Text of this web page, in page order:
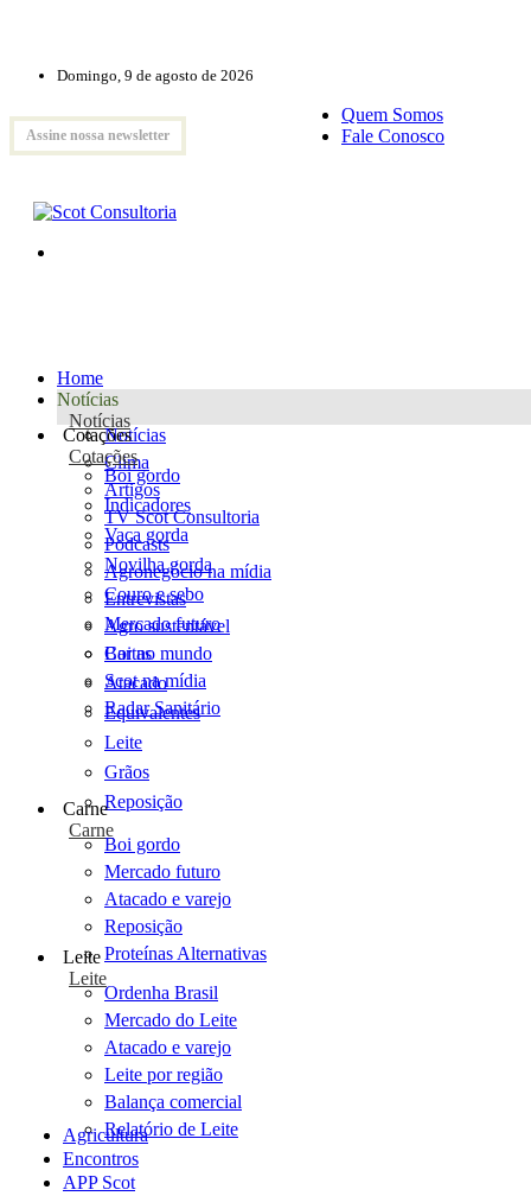
Domingo, 9 de agosto de 2026
Assine nossa newsletter
Quem Somos
Fale Conosco
Home
Notícias
Notícias
Notícias
Clima
Artigos
TV Scot Consultoria
Podcasts
Agronegócio na mídia
Entrevistas
Agro sustentável
Cartas
Scot na mídia
Radar Sanitário
Cotações
Cotações
Boi gordo
Indicadores
Vaca gorda
Novilha gorda
Couro e sebo
Mercado futuro
Boi no mundo
Atacado
Equivalentes
Leite
Grãos
Reposição
Carne
Carne
Boi gordo
Mercado futuro
Atacado e varejo
Reposição
Proteínas Alternativas
Leite
Leite
Ordenha Brasil
Mercado do Leite
Atacado e varejo
Leite por região
Balança comercial
Relatório de Leite
Agricultura
Encontros
APP Scot